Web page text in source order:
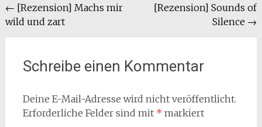
Beitragsnavigation
← [Rezension] Machs mir
wild und zart
[Rezension] Sounds of
Silence →
Schreibe einen Kommentar
Deine E-Mail-Adresse wird nicht veröffentlicht.
Erforderliche Felder sind mit * markiert